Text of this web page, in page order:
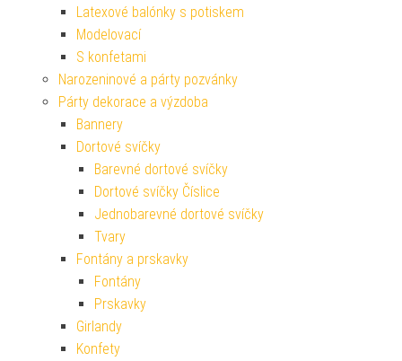
Latexové balónky s potiskem
Modelovací
S konfetami
Narozeninové a párty pozvánky
Párty dekorace a výzdoba
Bannery
Dortové svíčky
Barevné dortové svíčky
Dortové svíčky Číslice
Jednobarevné dortové svíčky
Tvary
Fontány a prskavky
Fontány
Prskavky
Girlandy
Konfety